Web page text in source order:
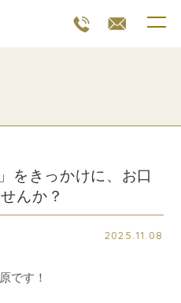
をきっかけに、お口
んか？
2025.11.08
です！